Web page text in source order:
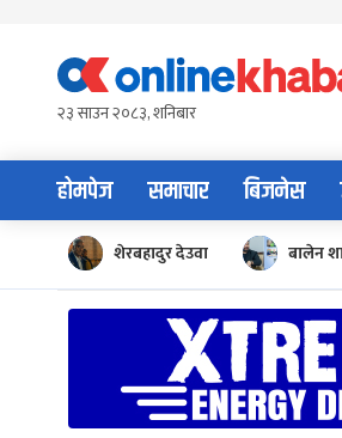
content२३ साउन २०८३, शनिबार
होमपेज समाचार बिजनेस
शेरबहादुर देउवा बालेन